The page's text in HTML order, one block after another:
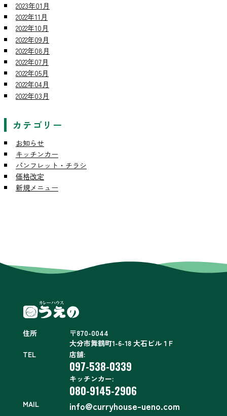
2023年01月
2022年11月
2022年10月
2022年09月
2022年08月
2022年07月
2022年05月
2022年04月
2022年03月
カテゴリー
お知らせ
キッチンカー
パンフレット・チラシ
価格改定
新規メニュー
住所
〒870-0044
大分市舞鶴町1-6-18 大石ビル１F
TEL
店舗:
097-538-0339
キッチンカー:
080-9145-2906
MAIL info@curryhouse-ueno.com